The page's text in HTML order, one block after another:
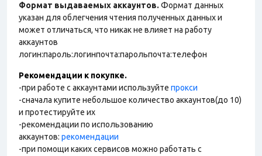
Формат выдаваемых аккаунтов. Формат данных
указан для облегчения чтения полученных данных и
может отличаться, что никак не влияет на работу
аккаунтов
логин:пароль:логинпочта:парольпочта:телефон
Рекомендации к покупке.
-при работе с аккаунтами используйте прокси
-сначала купите небольшое количество аккаунтов(до 10)
и протестируйте их
-рекомендации по использованию
аккаунтов: рекомендации
-при помощи каких сервисов можно работать с